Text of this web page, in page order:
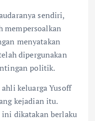
sendiri,
mempersoalkan
menyatakan
dipergunakan
politik.
keluarga Yusoff
kejadian itu.
dikatakan berlaku